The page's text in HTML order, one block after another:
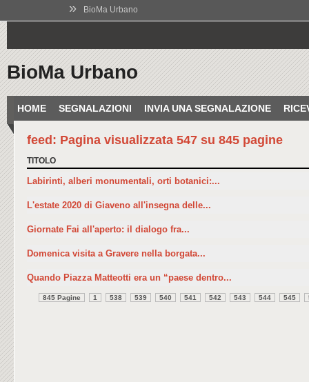
» BioMa Urbano
BioMa Urbano
HOME SEGNALAZIONI INVIA UNA SEGNALAZIONE
feed: Pagina visualizzata 547 su 845 pagine
TITOLO
Labirinti, alberi monumentali, orti botanici:...
L'estate 2020 di Giaveno all'insegna delle...
Giornate Fai all'aperto: il dialogo fra...
Domenica visita a Gravere nella borgata...
Quando Piazza Matteotti era un “paese dentro...
845 Pagine 1 538 539 540 541 542 543 544 545